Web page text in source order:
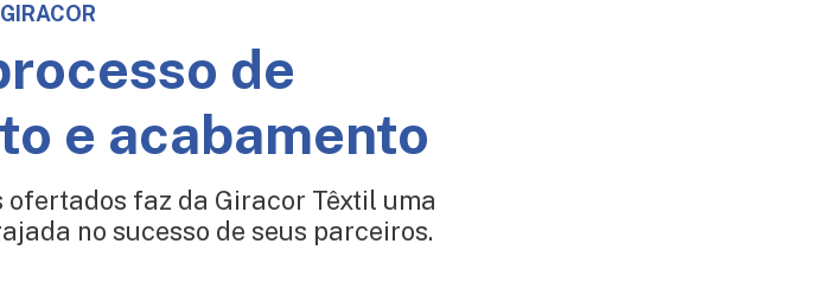
de
e acabamento
faz da Giracor Têxtil uma
no sucesso de seus parceiros.